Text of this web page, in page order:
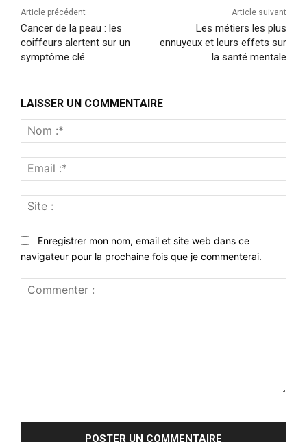
Article précédent
Cancer de la peau : les
coiffeurs alertent sur un
symptôme clé
Article suivant
Les métiers les plus
ennuyeux et leurs effets sur
la santé mentale
LAISSER UN COMMENTAIRE
:*
:*
:
Enregistrer mon nom, email et site web dans ce
navigateur pour la prochaine fois que je commenterai.